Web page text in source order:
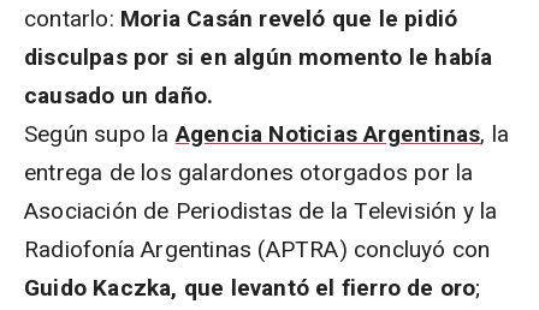
contarlo: Moria Casán reveló que le pidió
disculpas por si en algún momento le había
causado un daño.
Según supo la Agencia Noticias Argentinas, la
entrega de los galardones otorgados por la
Asociación de Periodistas de la Televisión y la
Radiofonía Argentinas (APTRA) concluyó con
Guido Kaczka, que levantó el fierro de oro;